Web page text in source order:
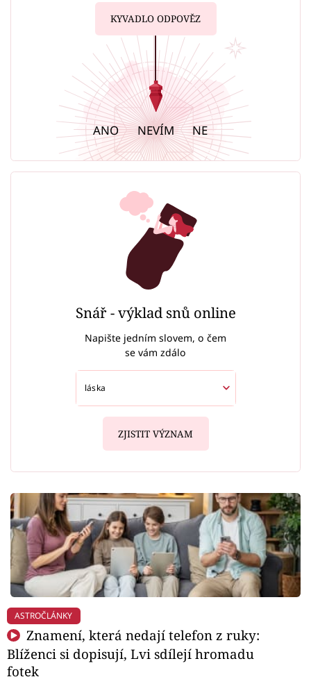
KYVADLO ODPOVĚZ
ANO NEVÍM NE
Snář - výklad snů online
Napište jedním slovem, o čem
se vám zdálo
ZJISTIT VÝZNAM
ASTROČLÁNKY
Znamení, která nedají telefon z ruky:
Blíženci si dopisují, Lvi sdílejí hromadu
fotek